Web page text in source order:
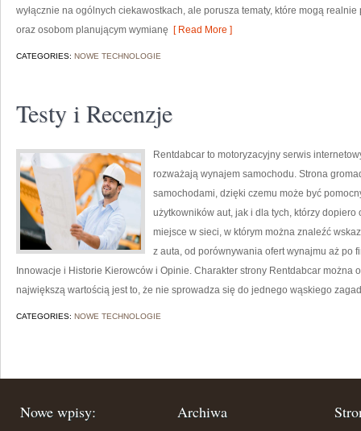
wyłącznie na ogólnych ciekawostkach, ale porusza tematy, które mogą
oraz osobom planującym wymianę [ Read More ]
CATEGORIES: NOWE TECHNOLOGIE
Testy i Recenzje
Rentdabcar to motoryzacyjny serwis
rozważają wynajem samochodu. Strona
samochodami, dzięki czemu może być
użytkowników aut, jak i dla tych, którzy
miejsce w sieci, w którym można znaleźć
z auta, od porównywania ofert wynajmu aż po
Innowacje i Historie Kierowców i Opinie. Charakter strony Rentdabcar można
największą wartością jest to, że nie sprowadza się do jednego wąskiego
CATEGORIES: NOWE TECHNOLOGIE
Nowe wpisy: Archiwa